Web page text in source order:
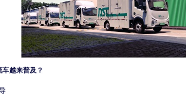
越来普及？